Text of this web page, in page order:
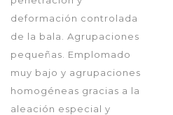
deformación controlada
de la bala. Agrupaciones
pequeñas. Emplomado
muy bajo y agrupaciones
homogéneas gracias a la
aleación especial y